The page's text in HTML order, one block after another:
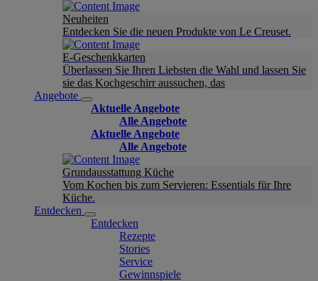
Neuheiten
Entdecken Sie die neuen Produkte von Le Creuset.
E-Geschenkkarten
Überlassen Sie Ihren Liebsten die Wahl und lassen Sie
sie das Kochgeschirr aussuchen, das
Angebote
Aktuelle Angebote
Alle Angebote
Aktuelle Angebote
Alle Angebote
Grundausstattung Küche
Vom Kochen bis zum Servieren: Essentials für Ihre
Küche.
Entdecken
Entdecken
Rezepte
Stories
Service
Gewinnspiele